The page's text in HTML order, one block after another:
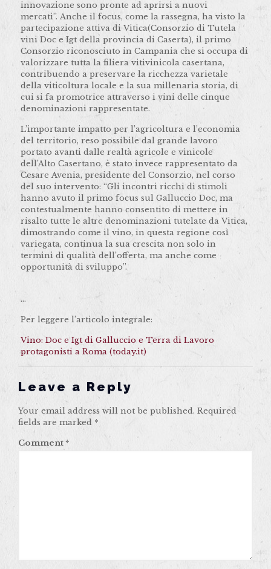
innovazione sono pronte ad aprirsi a nuovi
mercati”. Anche il focus, come la rassegna, ha visto la
partecipazione attiva di Vitica(Consorzio di Tutela
vini Doc e Igt della provincia di Caserta), il primo
Consorzio riconosciuto in Campania che si occupa di
valorizzare tutta la filiera vitivinicola casertana,
contribuendo a preservare la ricchezza varietale
della viticoltura locale e la sua millenaria storia, di
cui si fa promotrice attraverso i vini delle cinque
denominazioni rappresentate.
L’importante impatto per l’agricoltura e l’economia
del territorio, reso possibile dal grande lavoro
portato avanti dalle realtà agricole e vinicole
dell’Alto Casertano, è stato invece rappresentato da
Cesare Avenia, presidente del Consorzio, nel corso
del suo intervento: “Gli incontri ricchi di stimoli
hanno avuto il primo focus sul Galluccio Doc, ma
contestualmente hanno consentito di mettere in
risalto tutte le altre denominazioni tutelate da Vitica,
dimostrando come il vino, in questa regione così
variegata, continua la sua crescita non solo in
termini di qualità dell’offerta, ma anche come
opportunità di sviluppo”.
…
Per leggere l’articolo integrale:
Vino: Doc e Igt di Galluccio e Terra di Lavoro
protagonisti a Roma (today.it)
Leave a Reply
Your email address will not be published. Required
fields are marked *
Comment*